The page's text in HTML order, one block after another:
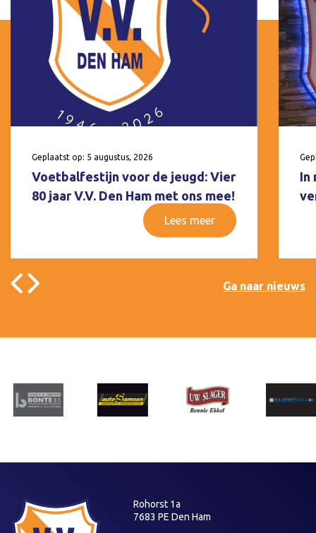
Geplaatst op: 5 augustus, 2026
Voetbalfestijn voor de jeugd: Vier
80 jaar V.V. Den Ham met ons mee!
Lees meer
In
Ga naar nieuws
Rohorst 1a
7683 PE Den Ham